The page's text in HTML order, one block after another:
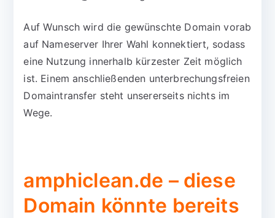
Auf Wunsch wird die gewünschte Domain vorab
auf Nameserver Ihrer Wahl konnektiert, sodass
eine Nutzung innerhalb kürzester Zeit möglich
ist. Einem anschließenden unterbrechungsfreien
Domaintransfer steht unsererseits nichts im
Wege.
amphiclean.de – diese
Domain könnte bereits